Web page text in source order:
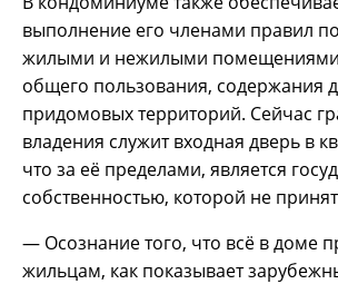
выполнение его членами правил
жилыми и нежилыми
общего пользования, содержания
придомовых территорий. Сейчас
владения служит входная дверь в
что за её пределами, является
собственностью, которой не
— Осознание того, что всё в доме
жильцам, как показывает